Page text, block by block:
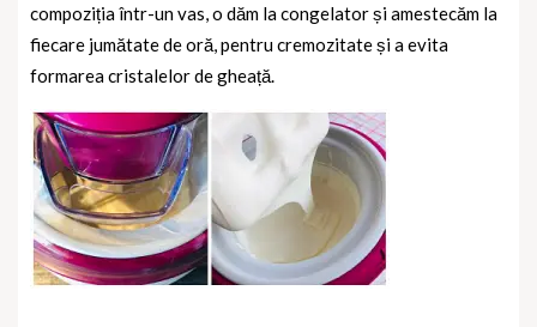
compoziția într-un vas, o dăm la congelator și amestecăm la
fiecare jumătate de oră, pentru cremozitate și a evita
formarea cristalelor de gheață.